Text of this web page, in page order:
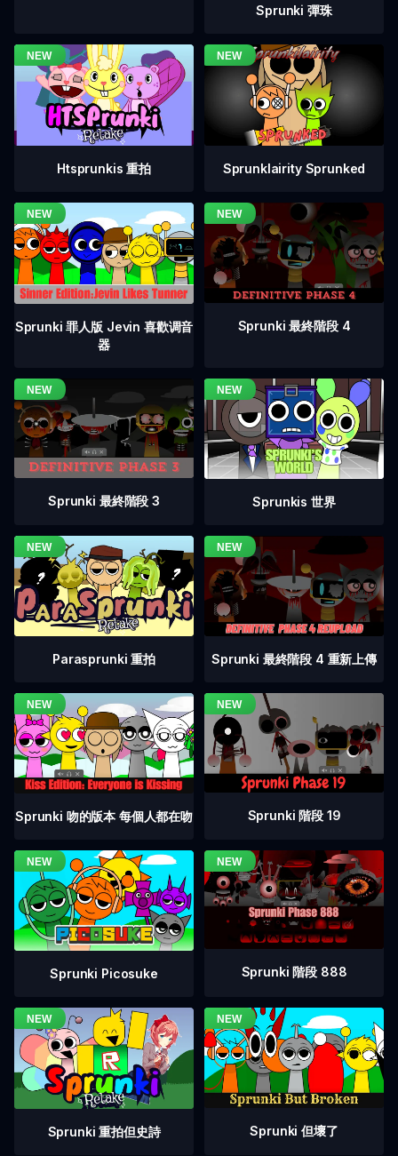
Sprunki 彈珠
Htsprunkis 重拍 Sprunklairity Sprunked
Sprunki 罪人版 Jevin 喜歡调音
器
Sprunki 最終階段 4
Sprunki 最終階段 3 Sprunkis 世界
Parasprunki 重拍 Sprunki 最終階段 4 重新上傳
Sprunki 吻的版本 每個人都在吻 Sprunki 階段 19
Sprunki Picosuke Sprunki 階段 888
Sprunki 重拍但史詩 Sprunki 但壞了